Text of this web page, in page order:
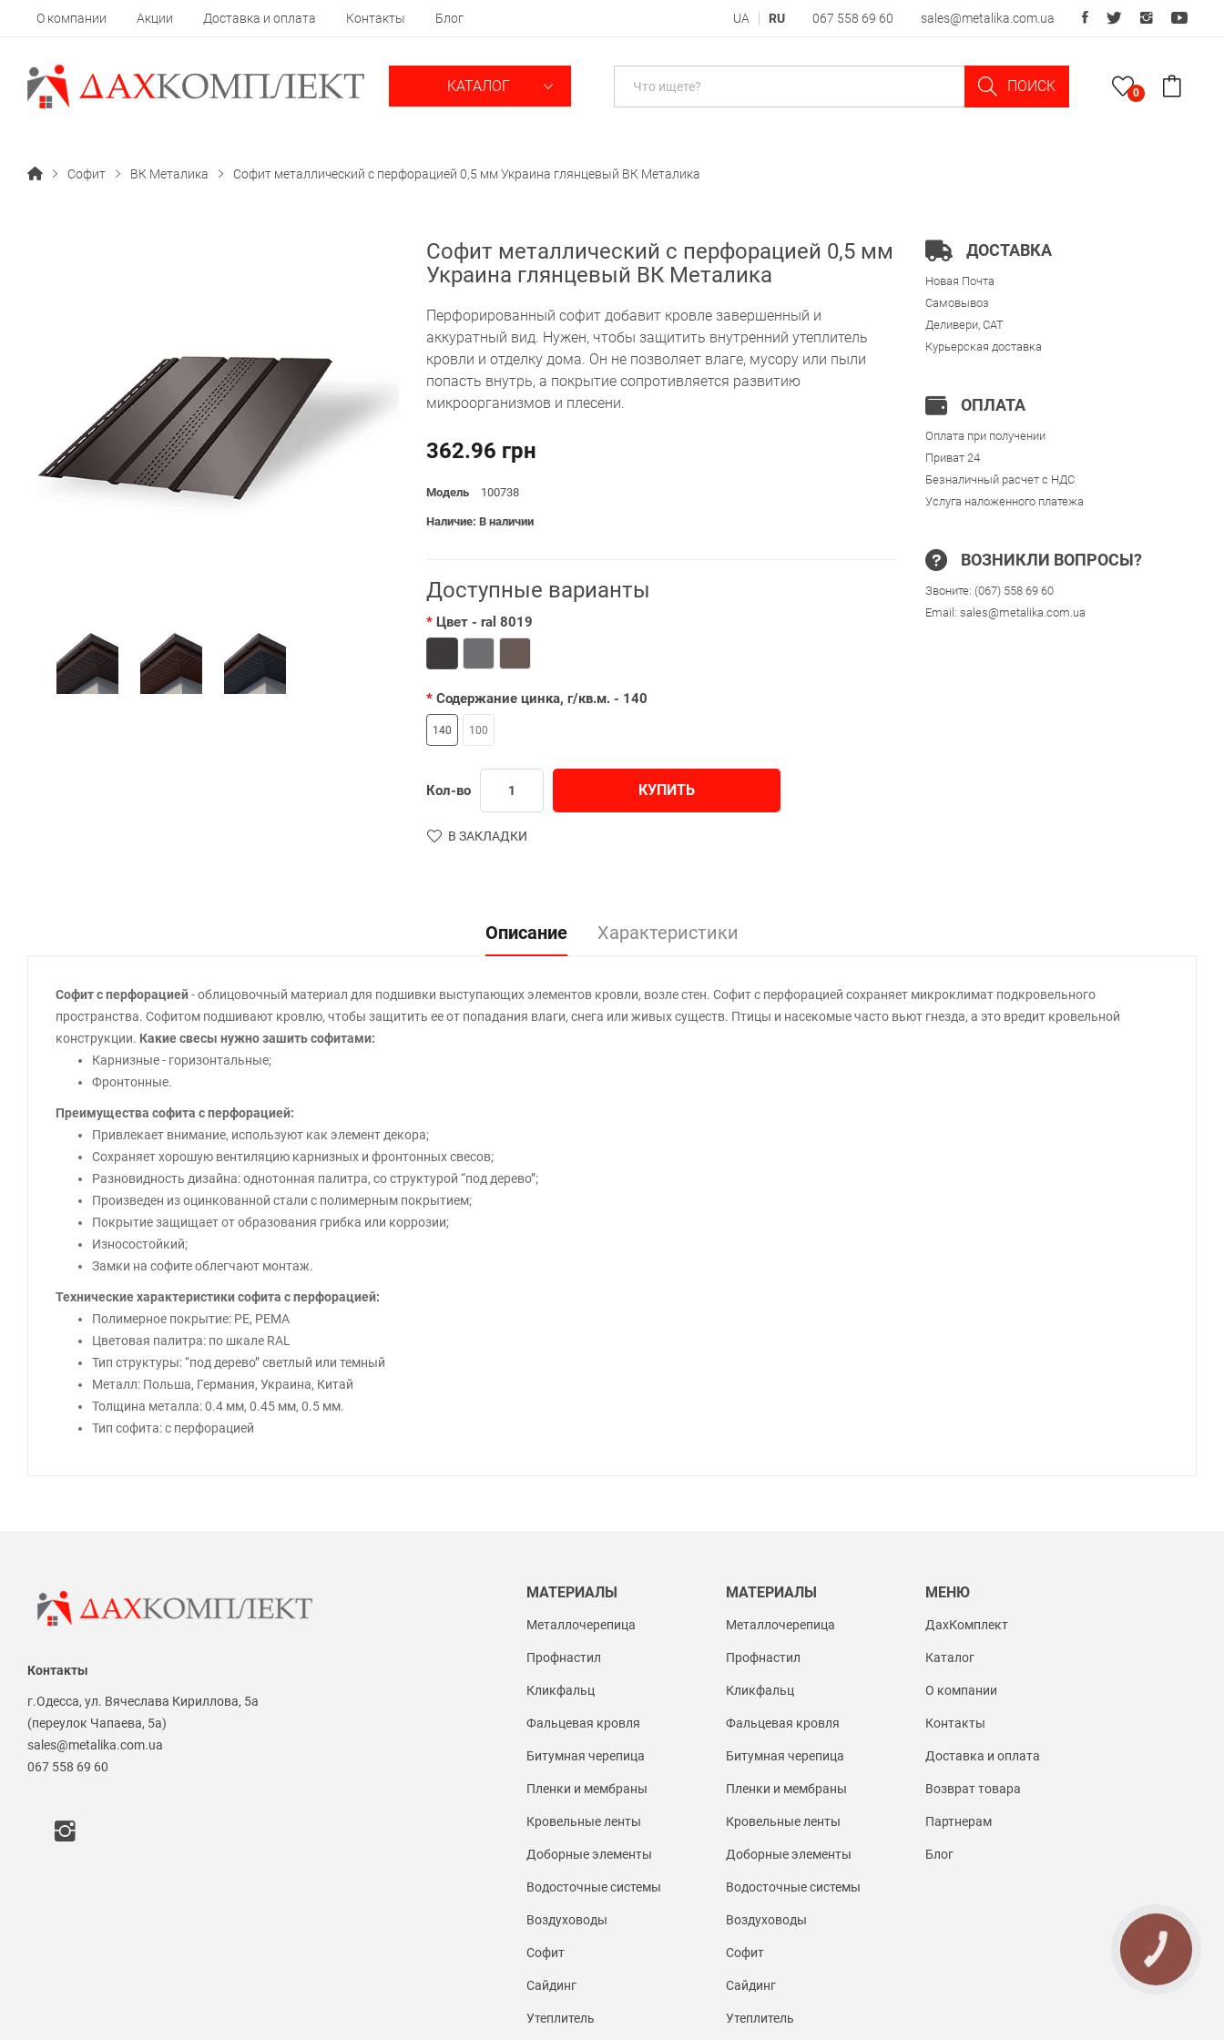
О компании Акции Доставка и оплата Контакты Блог UA RU 067 558 69 60 sales@metalika.com.ua
КАТАЛОГ ПОИСК 0
Софит ВК Металика Софит металлический с перфорацией 0,5 мм Украина глянцевый ВК Металика
Софит металлический с перфорацией 0,5 мм
Украина глянцевый ВК Металика
Перфорированный софит добавит кровле завершенный и
аккуратный вид. Нужен, чтобы защитить внутренний утеплитель
кровли и отделку дома. Он не позволяет влаге, мусору или пыли
попасть внутрь, а покрытие сопротивляется развитию
микроорганизмов и плесени.
362.96 грн
Модель 100738
Наличие: В наличии
Доступные варианты
Цвет - ral 8019
Содержание цинка, г/кв.м. - 140
140 100
Кол-во КУПИТЬ
В ЗАКЛАДКИ
ДОСТАВКА
Новая Почта
Самовывоз
Деливери, CAT
Курьерская доставка
ОПЛАТА
Оплата при получении
Приват 24
Безналичный расчет с НДС
Услуга наложенного платежа
ВОЗНИКЛИ ВОПРОСЫ?
Звоните: (067) 558 69 60
Email: sales@metalika.com.ua
Описание Характеристики
Софит с перфорацией- облицовочный материал для подшивки выступающих элементов кровли, возле стен. Софит с перфорацией сохраняет микроклимат подкровельного
пространства. Софитом подшивают кровлю, чтобы защитить ее от попадания влаги, снега или живых существ. Птицы и насекомые часто вьют гнезда, а это вредит кровельной
конструкции. Какие свесы нужно зашить софитами:
Карнизные - горизонтальные;
Фронтонные.
Преимущества софита с перфорацией:
Привлекает внимание, используют как элемент декора;
Сохраняет хорошую вентиляцию карнизных и фронтонных свесов;
Разновидность дизайна: однотонная палитра, со структурой “под дерево”;
Произведен из оцинкованной стали с полимерным покрытием;
Покрытие защищает от образования грибка или коррозии;
Износостойкий;
Замки на софите облегчают монтаж.
Технические характеристики софита с перфорацией:
Полимерное покрытие: РЕ, РЕМА
Цветовая палитра: по шкале RAL
Тип структуры: “под дерево” светлый или темный
Металл: Польша, Германия, Украина, Китай
Толщина металла: 0.4 мм, 0.45 мм, 0.5 мм.
Тип софита: с перфорацией
Контакты
г.Одесса, ул. Вячеслава Кириллова, 5а
(переулок Чапаева, 5а)
sales@metalika.com.ua
067 558 69 60
МАТЕРИАЛЫ
Металлочерепица
Профнастил
Кликфальц
Фальцевая кровля
Битумная черепица
Пленки и мембраны
Кровельные ленты
Доборные элементы
Водосточные системы
Воздуховоды
Софит
Сайдинг
Утеплитель
МАТЕРИАЛЫ
Металлочерепица
Профнастил
Кликфальц
Фальцевая кровля
Битумная черепица
Пленки и мембраны
Кровельные ленты
Доборные элементы
Водосточные системы
Воздуховоды
Софит
Сайдинг
Утеплитель
МЕНЮ
ДахКомплект
Каталог
О компании
Контакты
Доставка и оплата
Возврат товара
Партнерам
Блог
КНОПКА
СВЯЗИ